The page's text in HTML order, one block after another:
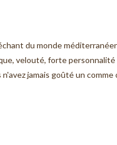
du monde
velouté, forte
jamais goûté un comme